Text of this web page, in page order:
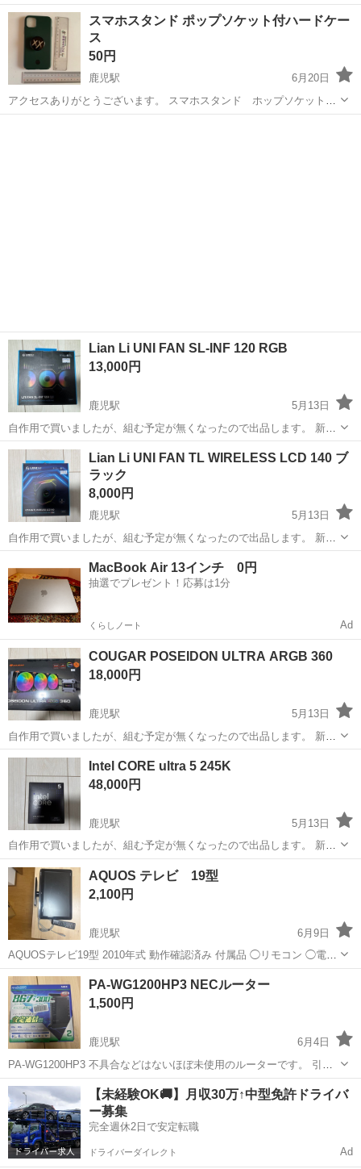
未開封 個人宅机引出し保管です。 コピー機がないのに何故か用紙があ
りました。 使って頂けたらと思い投稿しました。 細かい事が気になる
方は御遠慮下さい...
高知 高知市 その他 コピー用紙
スマホスタンド ポップソケット付ハードケー
ス
50円
鹿児駅
6月20日
アクセスありがとうございます。 スマホスタンド ホップソケット付
きハードケース iPhone11 持っていないケースが引出しから出て来まし
Lian Li UNI FAN SL-INF 120 RGB
13,000円
鹿児駅
5月13日
自作用で買いましたが、組む予定が無くなったので出品します。 新品
未開封です。
高知 高知市
Lian Li UNI FAN TL WIRELESS LCD 140 ブ
ラック
8,000円
鹿児駅
5月13日
自作用で買いましたが、組む予定が無くなったので出品します。 新品
未開封です。
PCパーツ
MacBook Air 13インチ 0円
抽選でプレゼント！応募は1分
くらしノート Ad
COUGAR POSEIDON ULTRA ARGB 360
18,000円
鹿児駅
5月13日
自作用で買いましたが、組む予定が無くなったので出品します。 新品
未開封です。
高知 高知市
Intel CORE ultra 5 245K
48,000円
鹿児駅
5月13日
自作用で買いましたが、組む予定が無くなったので出品します。 新品
未開封です。
高知 高知市 PCパーツ
AQUOS テレビ 19型
2,100円
鹿児駅
6月9日
AQUOSテレビ19型 2010年式 動作確認済み 付属品 ◯リモコン ◯電源
コード あくまで素人保管ですので、理解下さる方のみご取引お願いい
たします。
高知 高知市
PA-WG1200HP3 NECルーター
1,500円
鹿児駅
6月4日
PA-WG1200HP3 不具合などはないほぼ未使用のルーターです。 引っ
越し先で、使用する予定でしたがWifiがついており ルーターもありま
したので不要になりました。
高知 高知市 鹿児駅 周辺機器 ルーター
【未経験OK🚚】月収30万↑中型免許ドライバ
ー募集
完全週休2日で安定転職
ドライバーダイレクト Ad